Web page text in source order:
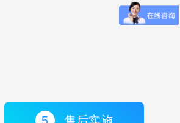
5 售后实施